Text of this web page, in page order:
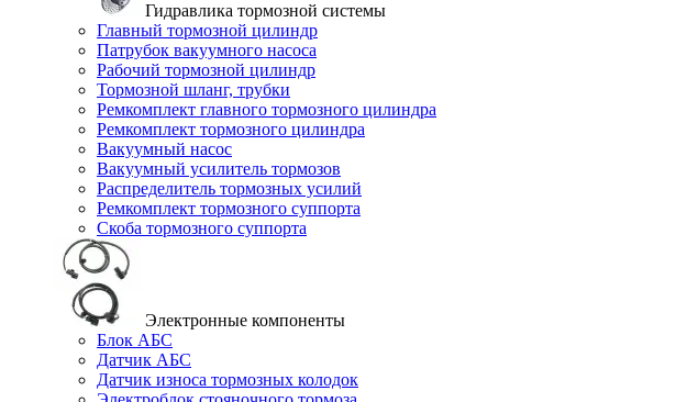
Гидравлика тормозной системы
Главный тормозной цилиндр
Патрубок вакуумного насоса
Рабочий тормозной цилиндр
Тормозной шланг, трубки
Ремкомплект главного тормозного цилиндра
Ремкомплект тормозного цилиндра
Вакуумный насос
Вакуумный усилитель тормозов
Распределитель тормозных усилий
Ремкомплект тормозного суппорта
Скоба тормозного суппорта
Электронные компоненты
Блок АБС
Датчик АБС
Датчик износа тормозных колодок